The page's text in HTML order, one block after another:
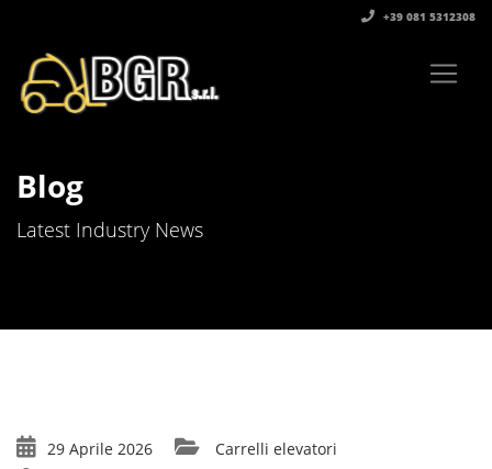
+39 081 5312308‬
Blog
Latest Industry News
29 Aprile 2026
Carrelli elevatori